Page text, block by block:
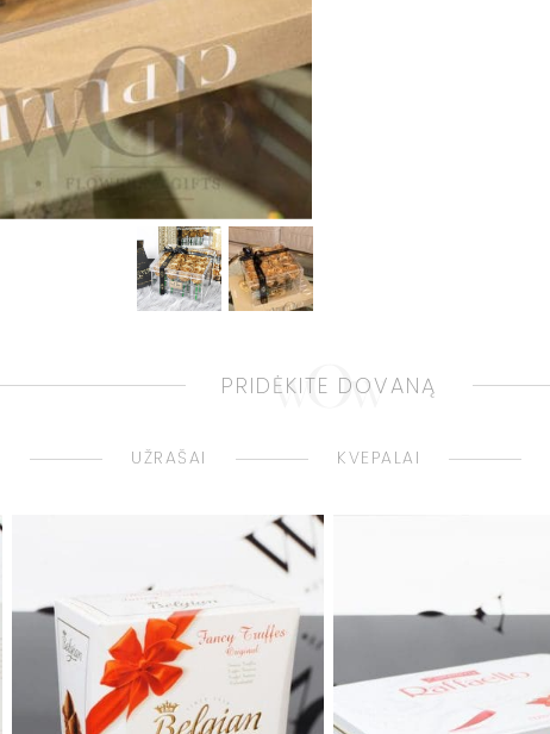
PRIDĖKITE DOVANĄ
UŽRAŠAI KVEPALAI